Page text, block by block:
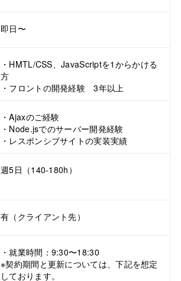
即日〜
・HMTL/CSS、JavaScriptを1からかける
方
・フロントの開発経験 3年以上
・Ajaxのご経験
・Node.jsでのサーバー開発経験
・レスポンシブサイトの実装実績
週5日（140-180h）
有（クライアント先）
・就業時間：9:30〜18:30
※契約期間と更新については、下記を想定
しております。